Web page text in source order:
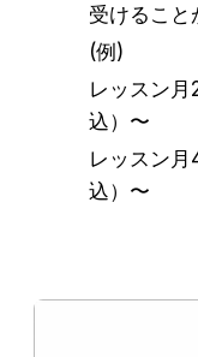
受けること
(例)
レッスン
込）〜
レッスン
込）〜